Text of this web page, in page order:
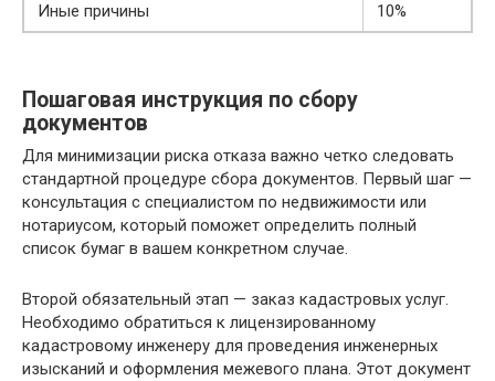
Иные причины 10%
Пошаговая инструкция по сбору
документов
Для минимизации риска отказа важно четко следовать
стандартной процедуре сбора документов. Первый шаг —
консультация с специалистом по недвижимости или
нотариусом, который поможет определить полный
список бумаг в вашем конкретном случае.
Второй обязательный этап — заказ кадастровых услуг.
Необходимо обратиться к лицензированному
кадастровому инженеру для проведения инженерных
изысканий и оформления межевого плана. Этот документ